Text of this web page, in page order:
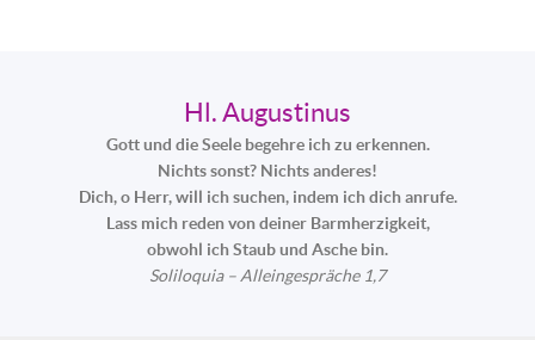
Hl. Augustinus
Gott und die Seele begehre ich zu erkennen.
Nichts sonst? Nichts anderes!
Dich, o Herr, will ich suchen, indem ich dich anrufe.
Lass mich reden von deiner Barmherzigkeit,
obwohl ich Staub und Asche bin.
Soliloquia – Alleingespräche 1,7